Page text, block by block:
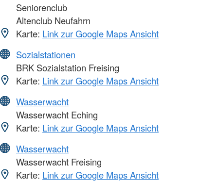
Seniorenclub
Altenclub Neufahrn
Karte: Link zur Google Maps Ansicht
Sozialstationen
BRK Sozialstation Freising
Karte: Link zur Google Maps Ansicht
Wasserwacht
Wasserwacht Eching
Karte: Link zur Google Maps Ansicht
Wasserwacht
Wasserwacht Freising
Karte: Link zur Google Maps Ansicht